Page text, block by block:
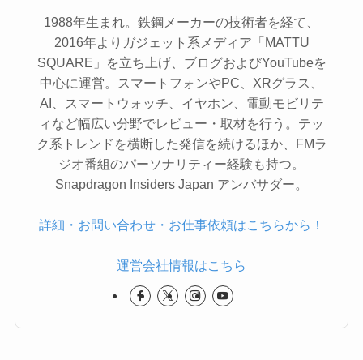
1988年生まれ。鉄鋼メーカーの技術者を経て、
2016年よりガジェット系メディア「MATTU
SQUARE」を立ち上げ、ブログおよびYouTubeを
中心に運営。スマートフォンやPC、XRグラス、
AI、スマートウォッチ、イヤホン、電動モビリテ
ィなど幅広い分野でレビュー・取材を行う。テッ
ク系トレンドを横断した発信を続けるほか、FMラ
ジオ番組のパーソナリティー経験も持つ。
Snapdragon Insiders Japan アンバサダー。
詳細・お問い合わせ・お仕事依頼はこちらから！
運営会社情報はこちら